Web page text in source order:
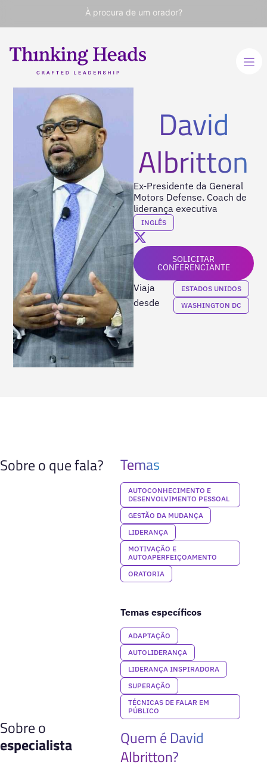
À procura de um orador?
David
Albritton
Ex-Presidente da General
Motors Defense. Coach de
liderança executiva
INGLÊS
SOLICITAR
CONFERENCIANTE
Viaja
desde
ESTADOS UNIDOS
WASHINGTON DC
Sobre o que fala? Temas
AUTOCONHECIMENTO E
DESENVOLVIMENTO PESSOAL
GESTÃO DA MUDANÇA
LIDERANÇA
MOTIVAÇÃO E
AUTOAPERFEIÇOAMENTO
ORATORIA
Temas específicos
ADAPTAÇÃO
AUTOLIDERANÇA
LIDERANÇA INSPIRADORA
SUPERAÇÃO
TÉCNICAS DE FALAR EM
PÚBLICO
Sobre o
especialista
Quem é David
Albritton?